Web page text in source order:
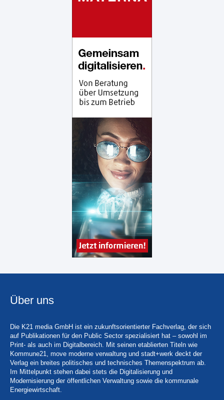
Über uns
Die K21 media GmbH ist ein zukunftsorientierter Fachverlag, der sich
auf Publikationen für den Public Sector spezialisiert hat – sowohl im
Print- als auch im Digitalbereich. Mit seinen etablierten Titeln wie
Kommune21, move moderne verwaltung und stadt+werk deckt der
Verlag ein breites politisches und technisches Themenspektrum ab.
Im Mittelpunkt stehen dabei stets die Digitalisierung und
Modernisierung der öffentlichen Verwaltung sowie die kommunale
Energiewirtschaft.